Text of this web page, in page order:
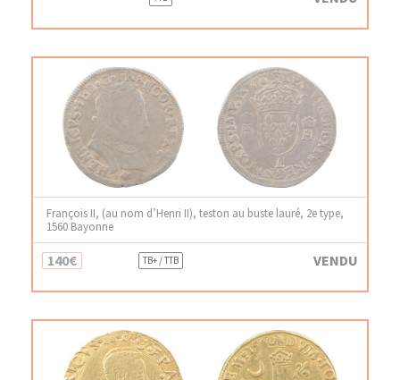
François II, (au nom d’Henri II), teston au buste lauré, 2e type,
1560 Bayonne
140€ TB+ / TTB VENDU